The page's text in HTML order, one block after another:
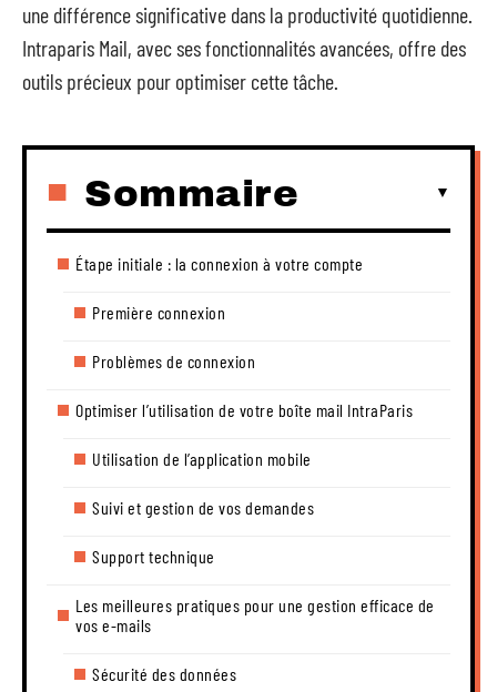
une différence significative dans la productivité quotidienne.
Intraparis Mail, avec ses fonctionnalités avancées, offre des
outils précieux pour optimiser cette tâche.
Sommaire
Étape initiale : la connexion à votre compte
Première connexion
Problèmes de connexion
Optimiser l’utilisation de votre boîte mail IntraParis
Utilisation de l’application mobile
Suivi et gestion de vos demandes
Support technique
Les meilleures pratiques pour une gestion efficace de
vos e-mails
Sécurité des données